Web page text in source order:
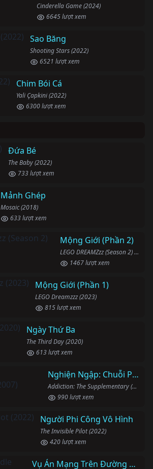
Cinderella Game (2024)
6645 lượt xem
Sao Băng
Shooting Stars (2022)
6521 lượt xem
Chim Bói Cá
Yali Çapkini (2022)
6300 lượt xem
Đứa Bé
The Baby (2022)
733 lượt xem
Mảnh Ghép
Mosaic (2018)
633 lượt xem
Mộng Giới (Phần 2)
LEGO DREAMZzz (Season 2) (2024)
1467 lượt xem
Mộng Giới (Phần 1)
LEGO Dreamzzz (2023)
815 lượt xem
Ngày Thứ Ba
The Third Day (2020)
613 lượt xem
Nghiện Ngập: Chuỗi Phim Bổ Trợ
Addiction: The Supplementary (2007)
990 lượt xem
Người Phi Công Vô Hình
The Invisible Pilot (2022)
420 lượt xem
Vụ Án Mạng Trên Đường Middle Beach